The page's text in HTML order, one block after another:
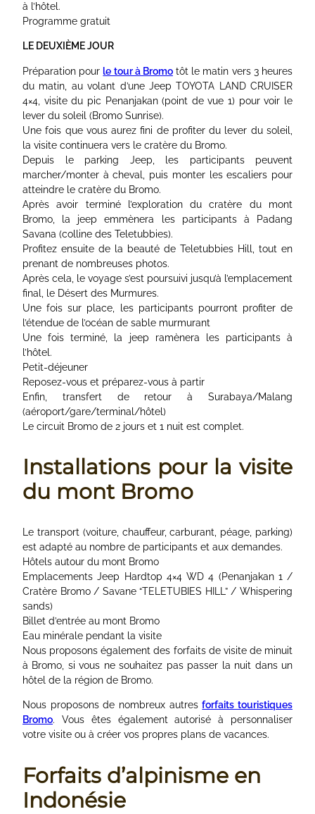
à l’hôtel.
Programme gratuit
LE DEUXIÈME JOUR
Préparation pour le tour à Bromotôt le matin vers 3 heures
du matin, au volant d’une Jeep TOYOTA LAND CRUISER
4×4, visite du pic Penanjakan (point de vue 1) pour voir le
lever du soleil (Bromo Sunrise).
Une fois que vous aurez fini de profiter du lever du soleil,
la visite continuera vers le cratère du Bromo.
Depuis le parking Jeep, les participants peuvent
marcher/monter à cheval, puis monter les escaliers pour
atteindre le cratère du Bromo.
Après avoir terminé l’exploration du cratère du mont
Bromo, la jeep emmènera les participants à Padang
Savana (colline des Teletubbies).
Profitez ensuite de la beauté de Teletubbies Hill, tout en
prenant de nombreuses photos.
Après cela, le voyage s’est poursuivi jusqu’à l’emplacement
final, le Désert des Murmures.
Une fois sur place, les participants pourront profiter de
l’étendue de l’océan de sable murmurant
Une fois terminé, la jeep ramènera les participants à
l’hôtel.
Petit-déjeuner
Reposez-vous et préparez-vous à partir
Enfin, transfert de retour à Surabaya/Malang
(aéroport/gare/terminal/hôtel)
Le circuit Bromo de 2 jours et 1 nuit est complet.
Installations pour la visite
du mont Bromo
Le transport (voiture, chauffeur, carburant, péage, parking)
est adapté au nombre de participants et aux demandes.
Hôtels autour du mont Bromo
Emplacements Jeep Hardtop 4×4 WD 4 (Penanjakan 1 /
Cratère Bromo / Savane “TELETUBIES HILL” / Whispering
sands)
Billet d’entrée au mont Bromo
Eau minérale pendant la visite
Nous proposons également des forfaits de visite de minuit
à Bromo, si vous ne souhaitez pas passer la nuit dans un
hôtel de la région de Bromo.
Nous proposons de nombreux autresforfaits touristiques
Bromo. Vous êtes également autorisé à personnaliser
votre visite ou à créer vos propres plans de vacances.
Forfaits d’alpinisme en
Indonésie